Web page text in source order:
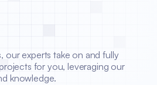
our experts take on and fully
for you, leveraging our
knowledge.